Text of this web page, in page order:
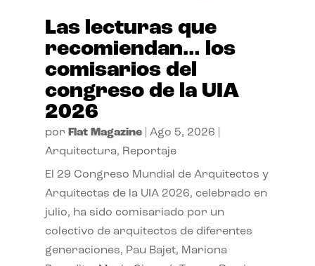
Las lecturas que
recomiendan… los
comisarios del
congreso de la UIA
2026
por Flat Magazine| Ago 5, 2026
Arquitectura, Reportaje
El 29 Congreso Mundial de Arquitectos y
Arquitectas de la UIA 2026, celebrado en
julio, ha sido comisariado por un
colectivo de arquitectos de diferentes
generaciones, Pau Bajet, Mariona